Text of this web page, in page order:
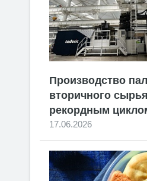
Производство
вторичного
рекордным
17.06.2026